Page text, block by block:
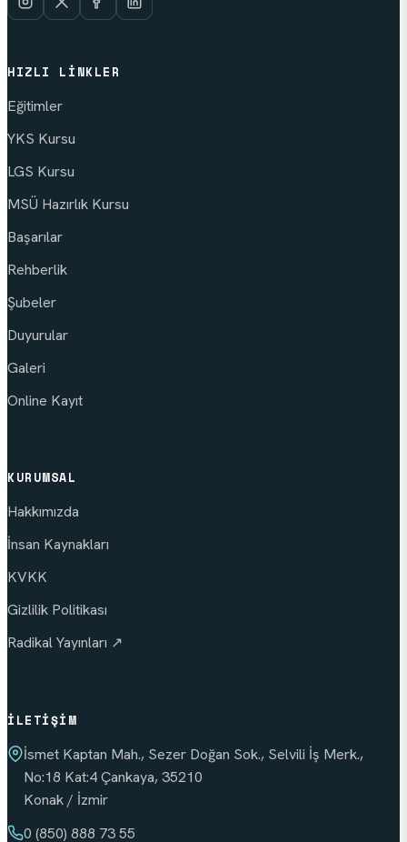
HIZLI LINKLER
Eğitimler
YKS Kursu
LGS Kursu
MSÜ Hazırlık Kursu
Başarılar
Rehberlik
Şubeler
Duyurular
Galeri
Online Kayıt
KURUMSAL
Hakkımızda
İnsan Kaynakları
KVKK
Gizlilik Politikası
Radikal Yayınları ↗
İLETIŞIM
İsmet Kaptan Mah., Sezer Doğan Sok., Selvili İş Merk.,
No:18 Kat:4 Çankaya, 35210
Konak / İzmir
0 (850) 888 73 55